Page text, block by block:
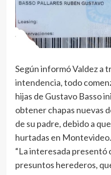
Según informó Valdez a
intendencia, todo
hijas de Gustavo Basso
obtener chapas nuevas
de su padre, debido a
hurtadas en Montevideo.
“La interesada
presuntos herederos,